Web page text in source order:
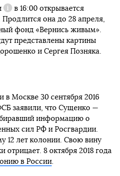
Справка
в 16:00 открывается
она до 28 апреля,
фонд «Вернись живым».
представлены картины
и Сергея Позняка.
в Москве 30 сентября 2016
заявили, что Сущенко —
информацию о
сил РФ и Росгвардии.
12 лет колонии. Свою вину
отрицает. 8 октября 2018 года
в России.